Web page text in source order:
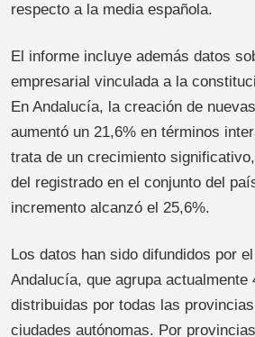
respecto a la media española.
El informe incluye además datos
empresarial vinculada a la
En Andalucía, la creación de
aumentó un 21,6% en términos
trata de un crecimiento
del registrado en el conjunto del
incremento alcanzó el 25,6%.
Los datos han sido difundidos por
Andalucía, que agrupa actualmente
distribuidas por todas las
ciudades autónomas. Por